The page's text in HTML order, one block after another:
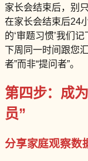
家长会结束后，别
在家长会结束后24
的‘审题习惯’我们
下周同一时间跟您
者”而非“提问者”。
第四步：成
员”
分享家庭观察数